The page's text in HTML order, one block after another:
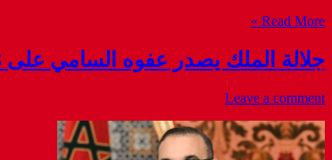
Read More »
جلالة الملك يصدر عفوه السامي على 1788 شخصا بمناسبة عيد العرش المجيد
Leave a comment